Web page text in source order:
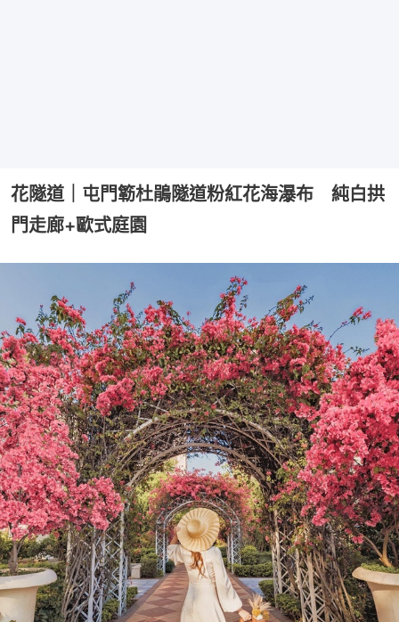
花隧道｜屯門簕杜鵑隧道粉紅花海瀑布 純白拱
門走廊+歐式庭園